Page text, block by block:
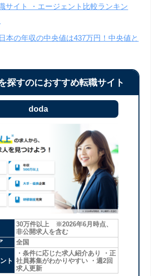
サイト ・エージェント比較ランキン
本の年収の中央値は437万円！中央値と
探すのにおすすめ転職サイト
doda
30万件以上 ※2026年6月時点、
非公開求人を含む
全国
ト
・条件に応じた求人紹介あり ・正
社員募集がわかりやすい ・週2回
求人更新